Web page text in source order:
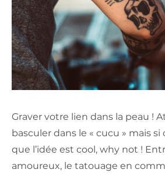
Graver votre lien dans la peau !
basculer dans le « cucu » mais si
que l’idée est cool, why not !
amoureux, le tatouage en